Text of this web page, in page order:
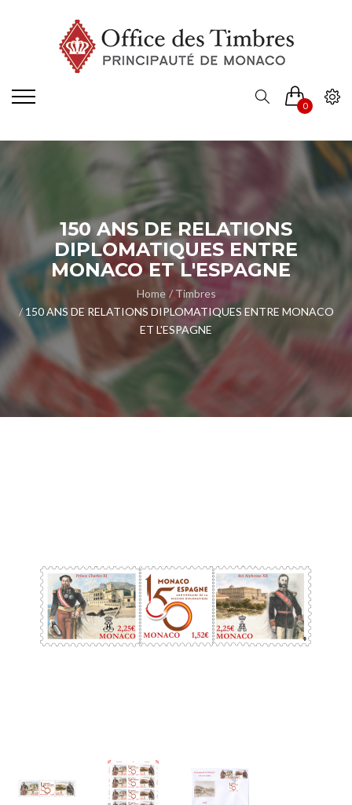
0
150 ANS DE RELATIONS
DIPLOMATIQUES ENTRE
MONACO ET L'ESPAGNE
Home
Timbres
150 ANS DE RELATIONS DIPLOMATIQUES ENTRE MONACO
ET L'ESPAGNE